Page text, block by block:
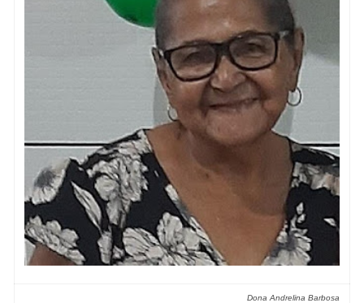
Dona Andrelina Barbosa